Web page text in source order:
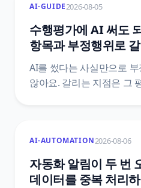
AI-GUIDE2026-08-05
수행평가에 AI 써도
항목과 부정행위로
AI를 썼다는 사실만으로
않아요. 갈리는 지점은 그
AI-AUTOMATION2026-08-06
자동화 알림이 두 번
데이터를 중복 처리